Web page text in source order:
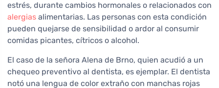
estrés, durante cambios hormonales o relacionados con
alergias alimentarias. Las personas con esta condición
pueden quejarse de sensibilidad o ardor al consumir
comidas picantes, cítricos o alcohol.
El caso de la señora Alena de Brno, quien acudió a un
chequeo preventivo al dentista, es ejemplar. El dentista
notó una lengua de color extraño con manchas rojas